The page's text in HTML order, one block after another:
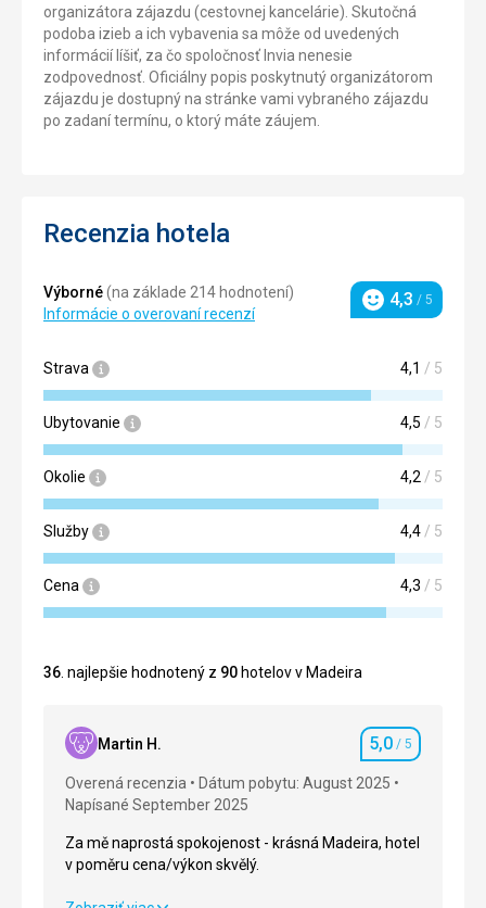
organizátora zájazdu (cestovnej kancelárie). Skutočná
podoba izieb a ich vybavenia sa môže od uvedených
informácií líšiť, za čo spoločnosť Invia nenesie
zodpovednosť. Oficiálny popis poskytnutý organizátorom
zájazdu je dostupný na stránke vami vybraného zájazdu
po zadaní termínu, o ktorý máte záujem.
Recenzia hotela
Výborné(na základe 214 hodnotení)
Informácie o overovaní recenzí
Hodnotenie
4,3 / 5
Strava 4,1 / 5
Ubytovanie 4,5 / 5
Okolie 4,2 / 5
Služby 4,4 / 5
Cena 4,3 / 5
36 . najlepšie hodnotený z 90 hotelov v Madeira
Martin H. Hodnotenie
5,0 / 5
Overená recenzia
Dátum pobytu: August 2025
Napísané September 2025
Za mě naprostá spokojenost - krásná Madeira, hotel
v poměru cena/výkon skvělý.